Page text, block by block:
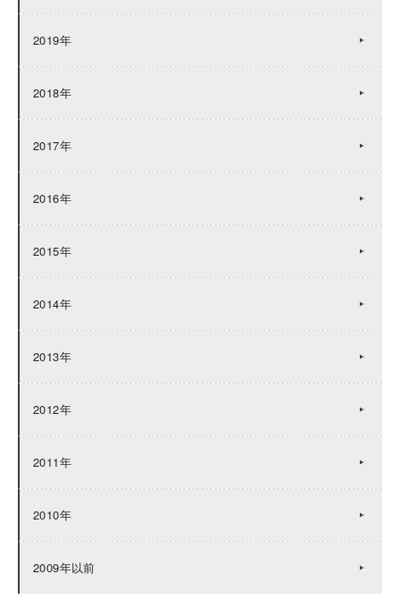
2019年
2018年
2017年
2016年
2015年
2014年
2013年
2012年
2011年
2010年
2009年以前